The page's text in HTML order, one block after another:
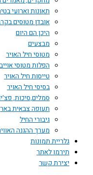
תאונות וארועי בטיחות
אובדן מטוסים בקרב
היכן הם היום
מבצעים
מטוסי חיל האויר
הפלות מטוסי אוייב
טייסות חיל האויר
בסיסי חיל האויר
סמלים,סיכות, פצ'ים,
תעופה צבאית בארץ
גיבורי החיל
מערך ההגנה האווירית
גלריית תמונות
תירמו לאתר
יצירת קשר